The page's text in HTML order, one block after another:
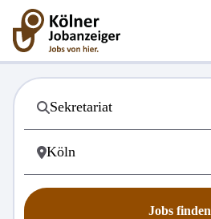
Jobs finden